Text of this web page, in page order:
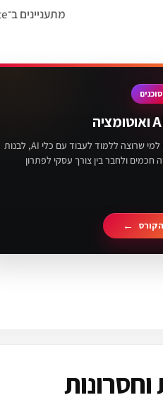
מסלול מעשי למי שרוצה ללמוד לעבוד עם כלי AI, לבנות
חכמים ולחבר בין צורך עסקי לפתרון
וחסרונות